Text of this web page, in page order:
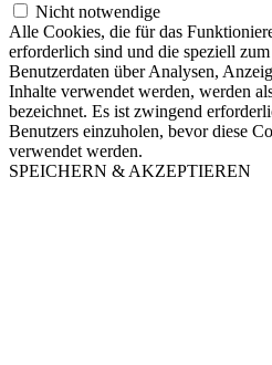
Nicht notwendige
Alle Cookies, die für das
erforderlich sind und die speziell
Benutzerdaten über Analysen,
Inhalte verwendet werden, werden
bezeichnet. Es ist zwingend
Benutzers einzuholen, bevor diese
verwendet werden.
SPEICHERN & AKZEPTIEREN